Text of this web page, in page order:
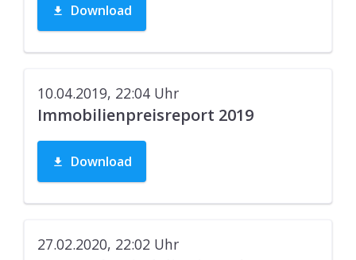
Download
10.04.2019, 22:04 Uhr
Immobilienpreisreport 2019
Download
27.02.2020, 22:02 Uhr